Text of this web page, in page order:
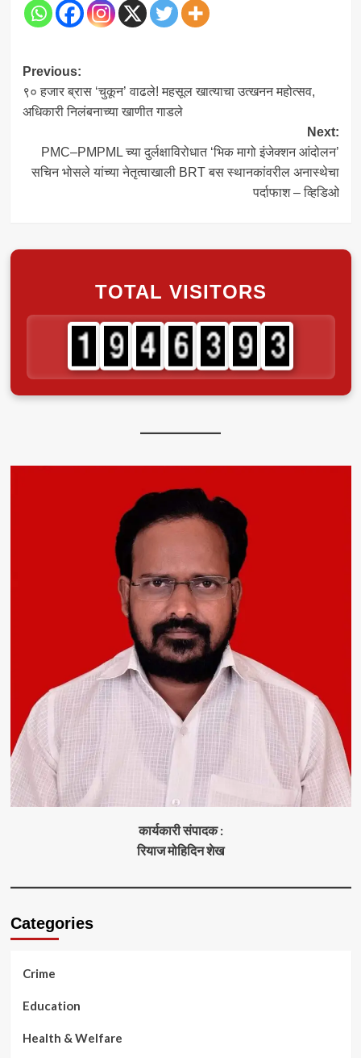
Post
navigation
Previous:
९० हजार ब्रास ‘चुकून’ वाढले! महसूल खात्याचा उत्खनन महोत्सव,
अधिकारी निलंबनाच्या खाणीत गाडले
Next:
PMC–PMPML च्या दुर्लक्षाविरोधात ‘भिक मागो इंजेक्शन आंदोलन’
सचिन भोसले यांच्या नेतृत्वाखाली BRT बस स्थानकांवरील अनास्थेचा
पर्दाफाश – व्हिडिओ
TOTAL VISITORS
कार्यकारी संपादक :
रियाज मोहिदिन शेख
Categories
Crime
Education
Health & Welfare